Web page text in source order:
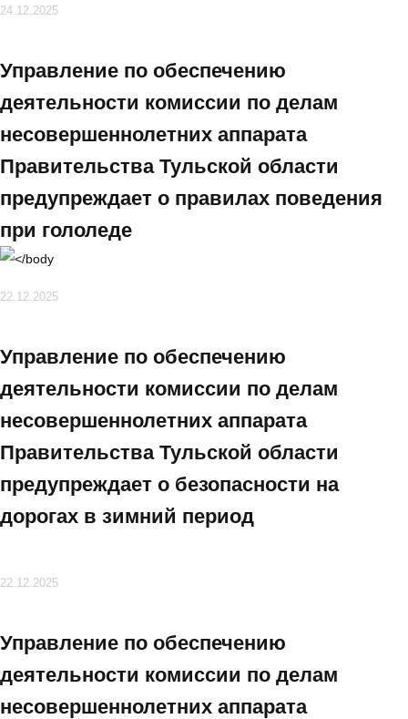
24.12.2025
Управление по обеспечению
деятельности комиссии по делам
несовершеннолетних аппарата
Правительства Тульской области
предупреждает о правилах поведения
при гололеде
22.12.2025
Управление по обеспечению
деятельности комиссии по делам
несовершеннолетних аппарата
Правительства Тульской области
предупреждает о безопасности на
дорогах в зимний период
22.12.2025
Управление по обеспечению
деятельности комиссии по делам
несовершеннолетних аппарата